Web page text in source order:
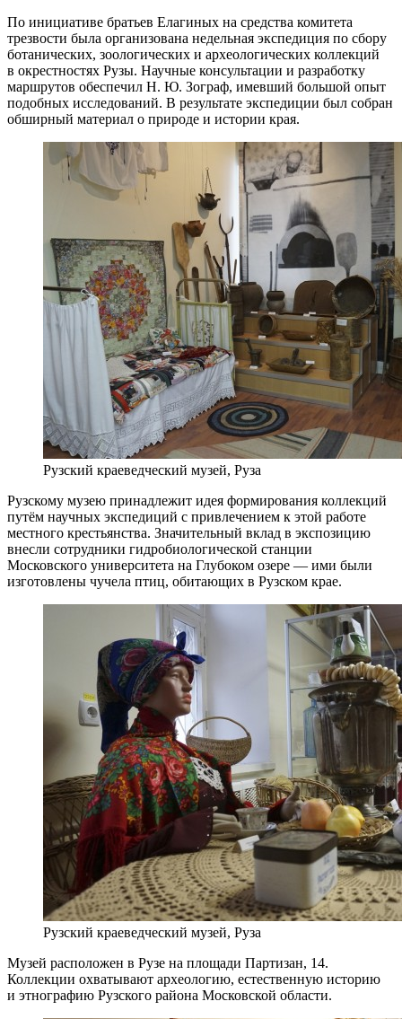
По инициативе братьев Елагиных на средства комитета
трезвости была организована недельная экспедиция по сбору
ботанических, зоологических и археологических коллекций
в окрестностях Рузы. Научные консультации и разработку
маршрутов обеспечил Н. Ю. Зограф, имевший большой опыт
подобных исследований. В результате экспедиции был собран
обширный материал о природе и истории края.
Рузский краеведческий музей, Руза
Рузскому музею принадлежит идея формирования коллекций
путём научных экспедиций с привлечением к этой работе
местного крестьянства. Значительный вклад в экспозицию
внесли сотрудники гидробиологической станции
Московского университета на Глубоком озере — ими были
изготовлены чучела птиц, обитающих в Рузском крае.
Рузский краеведческий музей, Руза
Музей расположен в Рузе на площади Партизан, 14.
Коллекции охватывают археологию, естественную историю
и этнографию Рузского района Московской области.